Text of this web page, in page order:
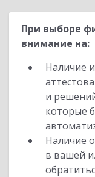
При выборе
внимание на:
Наличие
и
которые
Наличие
в вашей